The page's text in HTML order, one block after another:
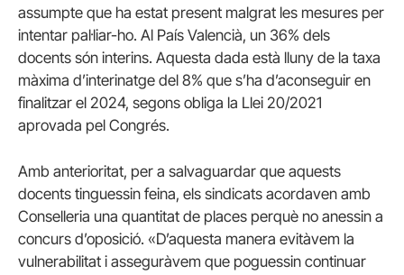
assumpte que ha estat present malgrat les mesures per
intentar pal·liar-ho. Al País Valencià, un 36% dels
docents són interins. Aquesta dada està lluny de la taxa
màxima d’interinatge del 8% que s’ha d’aconseguir en
finalitzar el 2024, segons obliga la Llei 20/2021
aprovada pel Congrés.
Amb anterioritat, per a salvaguardar que aquests
docents tinguessin feina, els sindicats acordaven amb
Conselleria una quantitat de places perquè no anessin a
concurs d’oposició. «D’aquesta manera evitàvem la
vulnerabilitat i asseguràvem que poguessin continuar